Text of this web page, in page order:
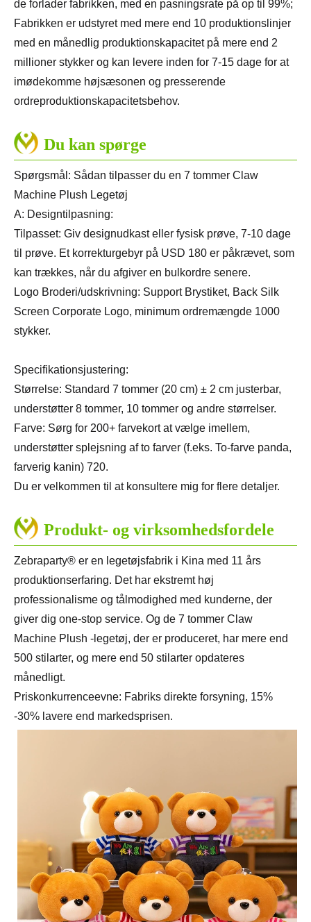
de forlader fabrikken, med en pasningsrate på op til 99%;
Fabrikken er udstyret med mere end 10 produktionslinjer
med en månedlig produktionskapacitet på mere end 2
millioner stykker og kan levere inden for 7-15 dage for at
imødekomme højsæsonen og presserende
ordreproduktionskapacitetsbehov.
Du kan spørge
Spørgsmål: Sådan tilpasser du en 7 tommer Claw
Machine Plush Legetøj
A: Designtilpasning:
Tilpasset: Giv designudkast eller fysisk prøve, 7-10 dage
til prøve. Et korrekturgebyr på USD 180 er påkrævet, som
kan trækkes, når du afgiver en bulkordre senere.
Logo Broderi/udskrivning: Support Brystiket, Back Silk
Screen Corporate Logo, minimum ordremængde 1000
stykker.
Specifikationsjustering:
Størrelse: Standard 7 tommer (20 cm) ± 2 cm justerbar,
understøtter 8 tommer, 10 tommer og andre størrelser.
Farve: Sørg for 200+ farvekort at vælge imellem,
understøtter splejsning af to farver (f.eks. To-farve panda,
farverig kanin) 720.
Du er velkommen til at konsultere mig for flere detaljer.
Produkt- og virksomhedsfordele
Zebraparty® er en legetøjsfabrik i Kina med 11 års
produktionserfaring. Det har ekstremt høj
professionalisme og tålmodighed med kunderne, der
giver dig one-stop service. Og de 7 tommer Claw
Machine Plush -legetøj, der er produceret, har mere end
500 stilarter, og mere end 50 stilarter opdateres
månedligt.
Priskonkurrenceevne: Fabriks direkte forsyning, 15%
-30% lavere end markedsprisen.